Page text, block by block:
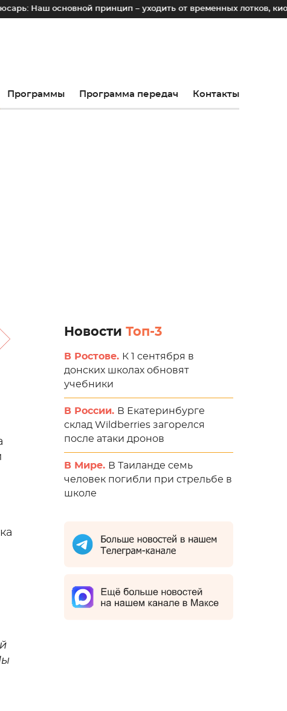
принцип – уходить от временных лотков, киосков и
Программы Программа передач Контакты
Новости Топ-3
В Ростове. К 1 сентября в
донских школах обновят
учебники
В России. В Екатеринбурге
склад Wildberries загорелся
после атаки дронов
В Мире. В Таиланде семь
человек погибли при стрельбе в
школе